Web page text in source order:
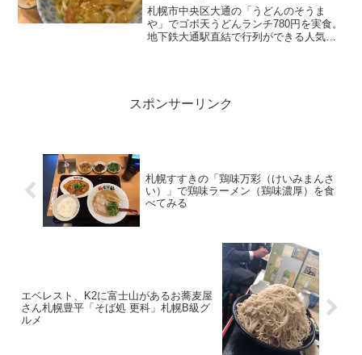
札幌市中央区大通の「うどんのそうま
や」でゴボ天うどんランチ780円を実食。
地下鉄大通駅直結で行列ができる人気店
スポンサーリンク
札幌すすきの「鶏味万彩（けいみまんさ
い）」で鶏味ラーメン（鶏味濃厚）を食
べてみる
エベレスト、K2に富士山があるお蕎麦屋
さん札幌豊平「そば処 更科」札幌B級グ
ルメ